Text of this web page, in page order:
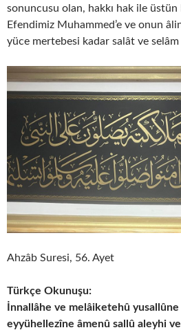
sonuncusu olan, hakkı hak ile
Efendimiz Muhammed’e ve onun
yüce mertebesi kadar salât ve selâm
Ahzâb Suresi, 56. Ayet
Türkçe Okunuşu:
İnnallâhe ve melâiketehû yusallûne
eyyühellezîne âmenû sallû aleyhi